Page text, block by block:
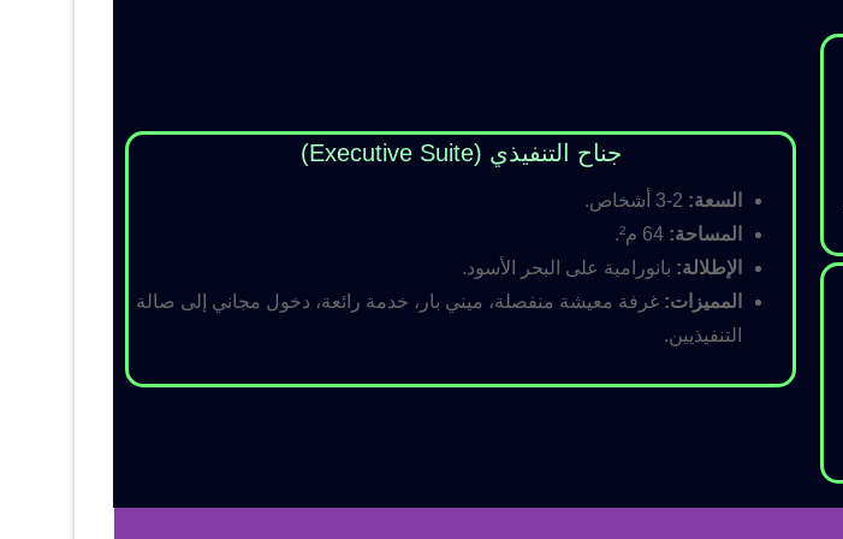
جناح التنفيذي (Executive Suite)
السعة:
المساحة:
الإطلالة: بانورامية على البحر الأسود.
المميزات: غرفة معيشة منفصلة، ميني بار، خدمة رائعة، دخول مجاني إلى صالة
التنفيذيين.